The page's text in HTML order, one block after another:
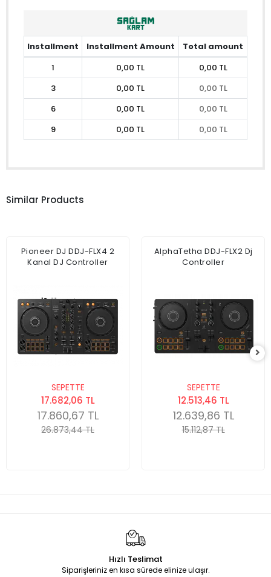
Installment Installment Amount
Total amount
1
0,00 TL
0,00 TL
3
0,00 TL
0,00 TL
6
0,00 TL
0,00 TL
9
0,00 TL 0,00 TL
Similar Products
Pioneer DJ DDJ-FLX4 2
Kanal DJ Controller
SEPETTE
17.682,06 TL
17.860,67 TL
26.873,44 TL
AlphaTetha DDJ-FLX2 Dj
Controller
SEPETTE
12.513,46 TL
12.639,86 TL
15.112,87 TL
Hızlı Teslimat
Siparişleriniz en kısa sürede elinize ulaşır.